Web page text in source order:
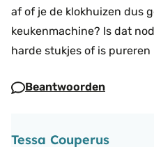
af of je de klokhuizen dus
keukenmachine? Is dat
harde stukjes of is pureren
Beantwoorden
Tessa Couperus